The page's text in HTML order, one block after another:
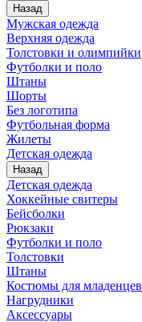
Назад
Мужская одежда
Верхняя одежда
Толстовки и олимпийки
Футболки и поло
Штаны
Шорты
Без логотипа
Футбольная форма
Жилеты
Детская одежда
Назад
Детская одежда
Хоккейные свитеры
Бейсболки
Рюкзаки
Футболки и поло
Толстовки
Штаны
Костюмы для младенцев
Нагрудники
Аксессуары